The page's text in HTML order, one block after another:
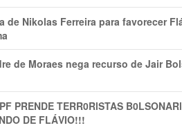
de Nikolas Ferreira para favorecer
de Moraes nega recurso de Jair
PRENDE TERR0RlSTAS
DE FLÁVIO!!!